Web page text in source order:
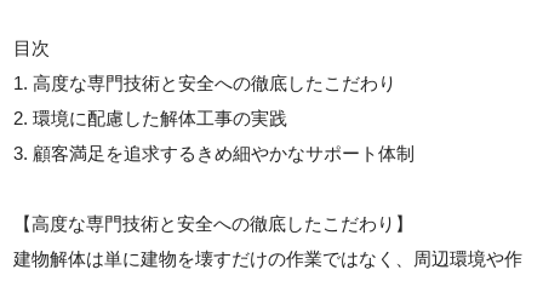
目次
1. 高度な専門技術と安全への徹底したこだわり
2. 環境に配慮した解体工事の実践
3. 顧客満足を追求するきめ細やかなサポート体制
【高度な専門技術と安全への徹底したこだわり】
建物解体は単に建物を壊すだけの作業ではなく、周辺環境や作